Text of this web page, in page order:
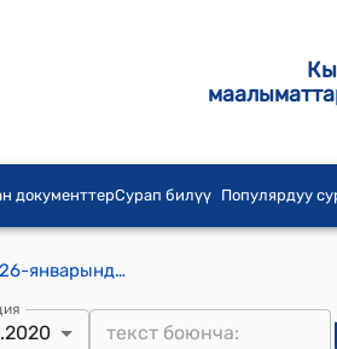
документтерСурап билүү Популярдуу
КР Өкмөтүнүн 2020-жылдын 21-майындагы № 265 "2009-жылдын 26-январында Бонн шаарында Энергиянын кайра жаралуучу булактары боюнча эл аралык агенттиктин Уюштуруучу конференциясында кабыл алынган Энергиянын кайра жаралуучу булактары боюнча эл аралык агенттиктин (IRENA) уставын ратификациялоо тууралуу" Кыргыз Республикасынын Мыйзамынын долбоору жөнүндө" токтому